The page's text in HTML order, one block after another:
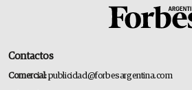
Contactos
Comercial:publicidad@forbesargentina.com